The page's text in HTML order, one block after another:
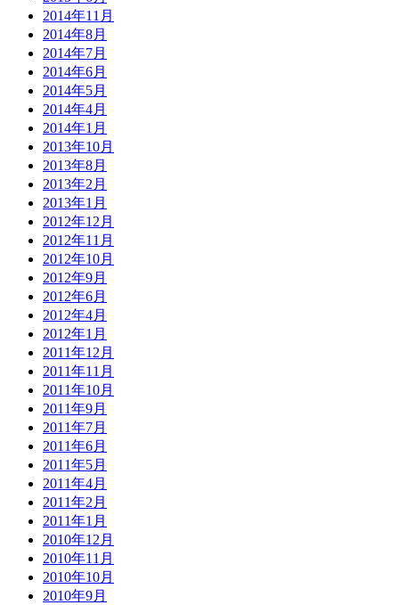
2014年11月
2014年8月
2014年7月
2014年6月
2014年5月
2014年4月
2014年1月
2013年10月
2013年8月
2013年2月
2013年1月
2012年12月
2012年11月
2012年10月
2012年9月
2012年6月
2012年4月
2012年1月
2011年12月
2011年11月
2011年10月
2011年9月
2011年7月
2011年6月
2011年5月
2011年4月
2011年2月
2011年1月
2010年12月
2010年11月
2010年10月
2010年9月